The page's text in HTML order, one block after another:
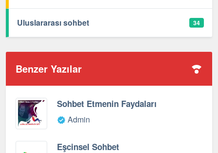
Uluslararası sohbet 34
Benzer Yazılar
Sohbet Etmenin Faydaları
Admin
Eşcinsel Sohbet